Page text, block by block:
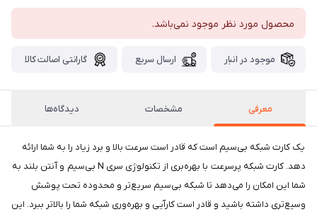
محصول مورد نظر موجود نمی‌باشد.
موجود در انبار ارسال سریع گارانتی اصالت کالا
معرفی مشخصات دیدگاه‌ها
یک کارت شبکه بی‌سیم است که قادر است سرعت بالا و برد زیاد را به شما ارائه
دهد. کارت شبکه پرسرعت با بهره‌بری از تکنولوژی سری N بی‌سیم و آنتن بلند به
شما این امکان را می‌دهد تا شبکه بی‌سیم سریع‌تر و محدوده تحت پوشش
وسیع‌تری داشته باشید و قادر است کارآیی و بهره‌وری شبکه شما را بالاتر ببرد. این